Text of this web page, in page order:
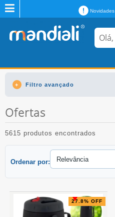
Novidades
Filtro avançado
Ofertas
5615 produtos encontrados
Ordenar por:
27.8% OFF